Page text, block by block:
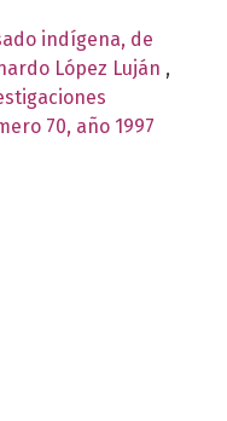
indígena, de
López Luján ,
70, año 1997